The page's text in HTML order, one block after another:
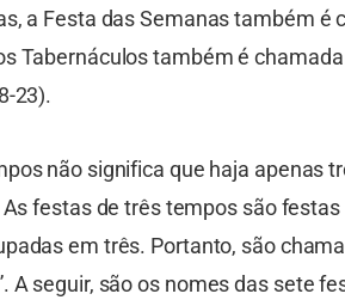
a Festa das Semanas também é
Tabernáculos também é
23).
não significa que haja apenas
As festas de três tempos são
em três. Portanto, são
A seguir, são os nomes das sete